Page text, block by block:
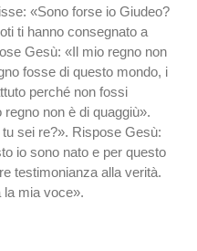
«Sono forse io Giudeo?
ti hanno consegnato a
Gesù: «Il mio regno non
fosse di questo mondo, i
perché non fossi
non è di quaggiù».
sei re?». Rispose Gesù:
io sono nato e per questo
testimonianza alla verità.
la mia voce».